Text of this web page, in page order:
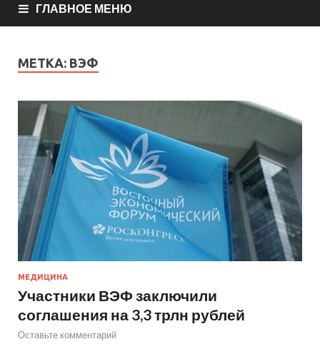
ГЛАВНОЕ МЕНЮ
МЕТКА: ВЭФ
МЕДИЦИНА
Участники ВЭФ заключили
соглашения на 3,3 трлн рублей
Оставьте комментарий